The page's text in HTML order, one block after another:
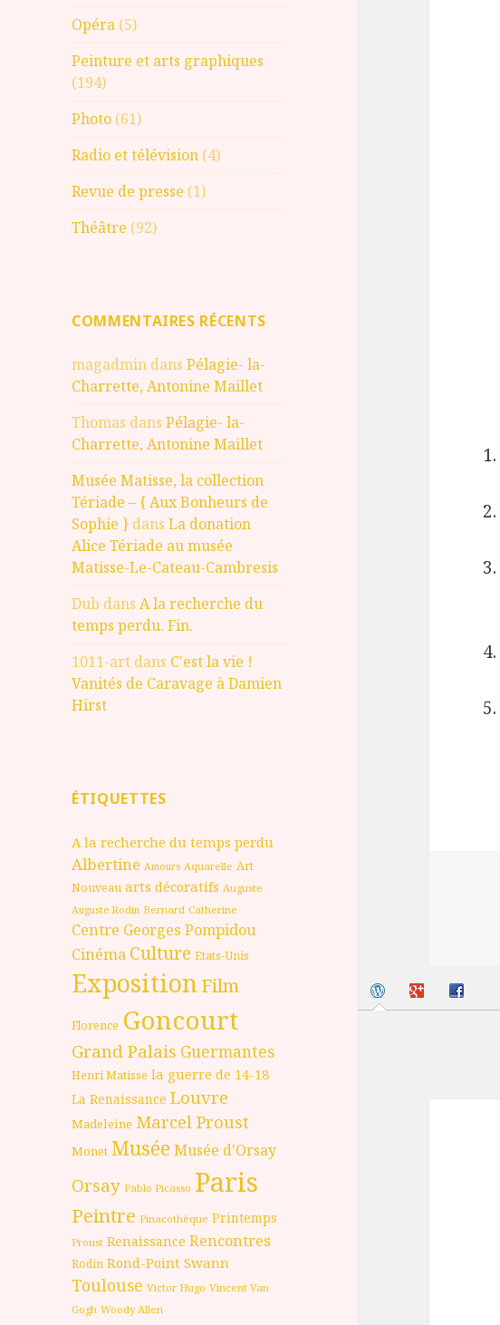
Opéra (5)
Peinture et arts graphiques
(194)
Photo (61)
Radio et télévision (4)
Revue de presse (1)
Théâtre (92)
COMMENTAIRES RÉCENTS
magadmin dansPélagie- la-
Charrette, Antonine Maillet
Thomas dansPélagie- la-
Charrette, Antonine Maillet
Musée Matisse, la collection
Tériade – { Aux Bonheurs de
Sophie } dansLa donation
Alice Tériade au musée
Matisse-Le-Cateau-Cambresis
Dub dansA la recherche du
temps perdu. Fin.
1011-art dans C'est la vie !
Vanités de Caravage à Damien
Hirst
ÉTIQUETTES
A la recherche du temps perdu
Albertine Amours Aquarelle Art
Nouveau arts décoratifs Auguste
Auguste Rodin Bernard Catherine
Centre Georges Pompidou
Cinéma Culture Etats-Unis
ExpositionFilm
Florence Goncourt
Grand Palais Guermantes
Henri Matisse la guerre de 14-18
La Renaissance Louvre
Madeleine Marcel Proust
Monet Musée Musée d'Orsay
Orsay Pablo Picasso Paris
Peintre Pinacothèque Printemps
Proust Renaissance Rencontres
Rodin Rond-Point Swann
Toulouse Victor Hugo Vincent Van
Gogh Woody Allen